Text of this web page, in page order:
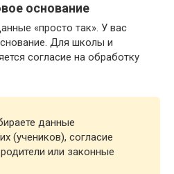
основание
«просто так». У вас
Для школы и
согласие на обработку
данные
(учеников), согласие
или законные